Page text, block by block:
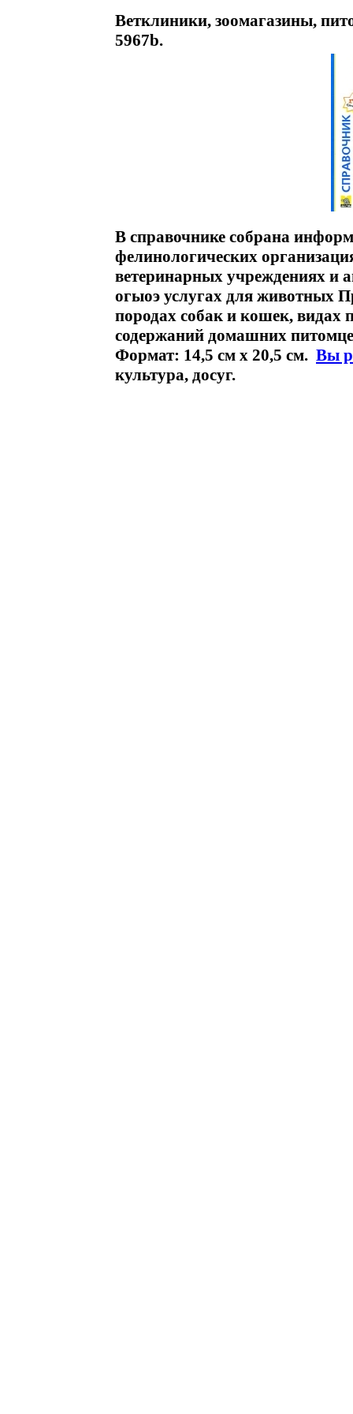
Ветклиники, зоомагазины,
5967b.
В справочнике собрана
фелинологических
ветеринарных учреждениях и
огыоэ услугах для животных
породах собак и кошек, видах
содержаний домашних
Формат: 14,5 см х 20,5 см. Вы
культура, досуг.